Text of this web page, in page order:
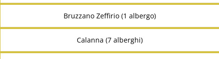
Bruzzano Zeffirio (1 albergo)
Calanna (7 alberghi)